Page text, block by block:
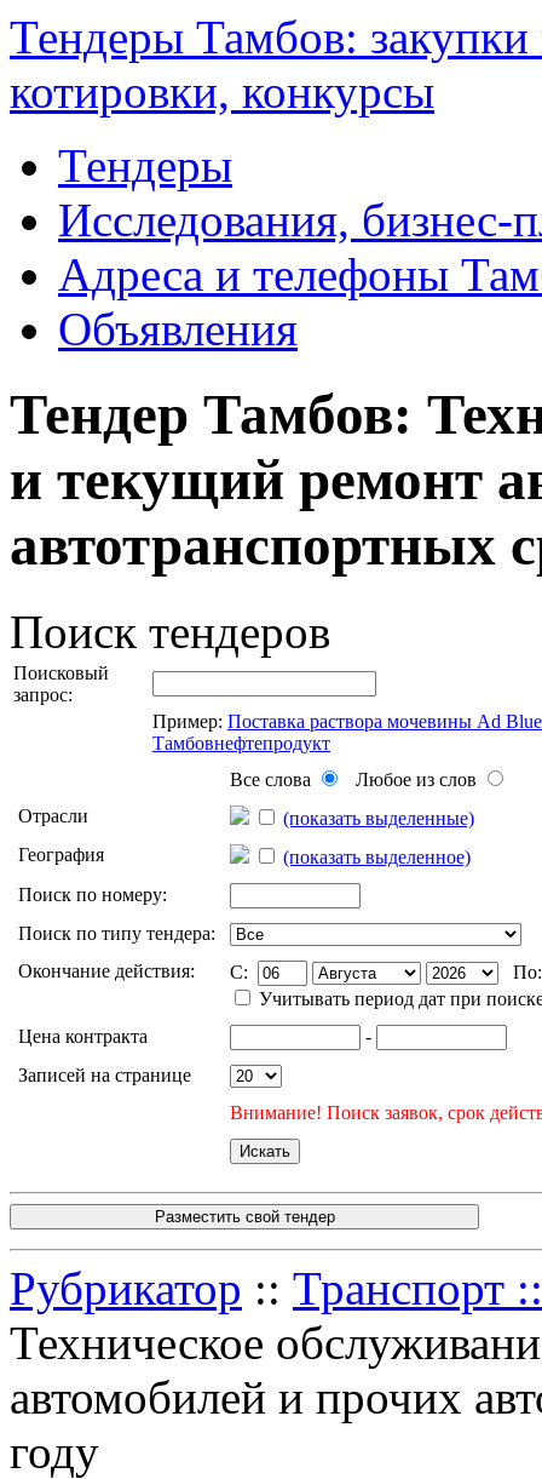
Тендеры Тамбов:
котировки, конкурсы
Тендеры
Исследования, бизнес-
Адреса и телефоны
Объявления
Тендер Тамбов:
и текущий ремонт
автотранспортных
Поиск тендеров
Поисковый
запрос:
Пример: Поставка раствора мочевины Ad
Тамбовнефтепродукт
Все слова
Любое из слов
Отрасли
(показать выделенные)
География
(показать выделенное)
Поиск по номеру:
Поиск по типу тендера:
Окончание действия:
C:
Учитывать период дат при
Цена контракта
-
Записей на странице
Внимание! Поиск заявок, срок
Разместить свой тендер
Рубрикатор :: Транспорт
Техническое
автомобилей и прочих
году